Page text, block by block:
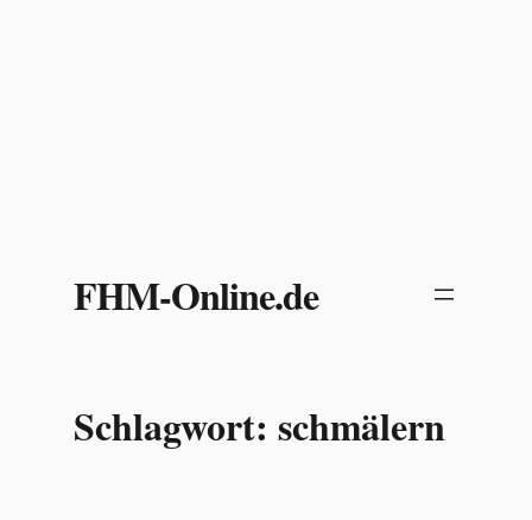
springenFHM-Online.de
Schlagwort: schmälern